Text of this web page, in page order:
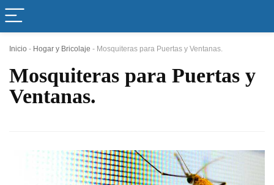
Inicio - Hogar y Bricolaje - Mosquiteras para Puertas y Ventanas.
Mosquiteras para Puertas y
Ventanas.